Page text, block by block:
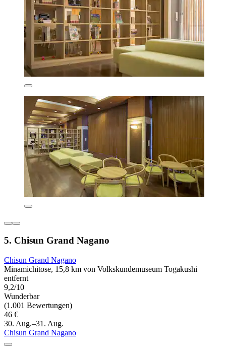
5. Chisun Grand Nagano
Chisun Grand Nagano
Minamichitose, 15,8 km von Volkskundemuseum Togakushi
entfernt
9,2/10
Wunderbar
(1.001 Bewertungen)
46 €
30. Aug.–31. Aug.
Chisun Grand Nagano